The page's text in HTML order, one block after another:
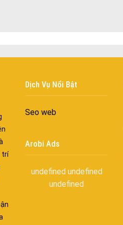
trí
Dịch Vụ Nổi Bật
Seo web
Arobi Ads
undefined undefined
undefined